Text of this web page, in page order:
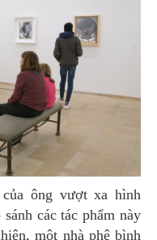
các tác phẩm này
một nhà phê bình